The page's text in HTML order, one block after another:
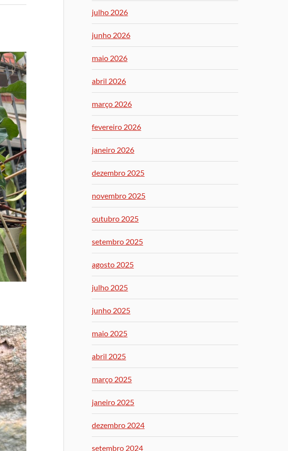
julho 2026
junho 2026
maio 2026
abril 2026
março 2026
fevereiro 2026
janeiro 2026
dezembro 2025
novembro 2025
outubro 2025
setembro 2025
agosto 2025
julho 2025
junho 2025
maio 2025
abril 2025
março 2025
janeiro 2025
dezembro 2024
setembro 2024